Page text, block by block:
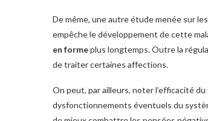
De même, une autre étude menée sur
empêche le développement de cette
en formeplus longtemps. Outre la
de traiter certaines affections.
On peut, par ailleurs, noter l’efficacité du
dysfonctionnements éventuels du